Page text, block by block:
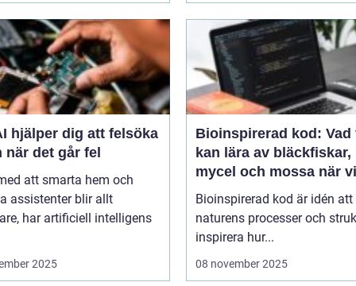
hjälper dig att felsöka
när det går fel
att smarta hem och
assistenter blir allt
har artificiell intelligens
2025
Bioinspirerad kod: Vad
kan lära av bläckfiskar,
mycel och mossa när vi
bygger nya system
Bioinspirerad kod är idén
naturens processer och
inspirera hur...
08 november 2025